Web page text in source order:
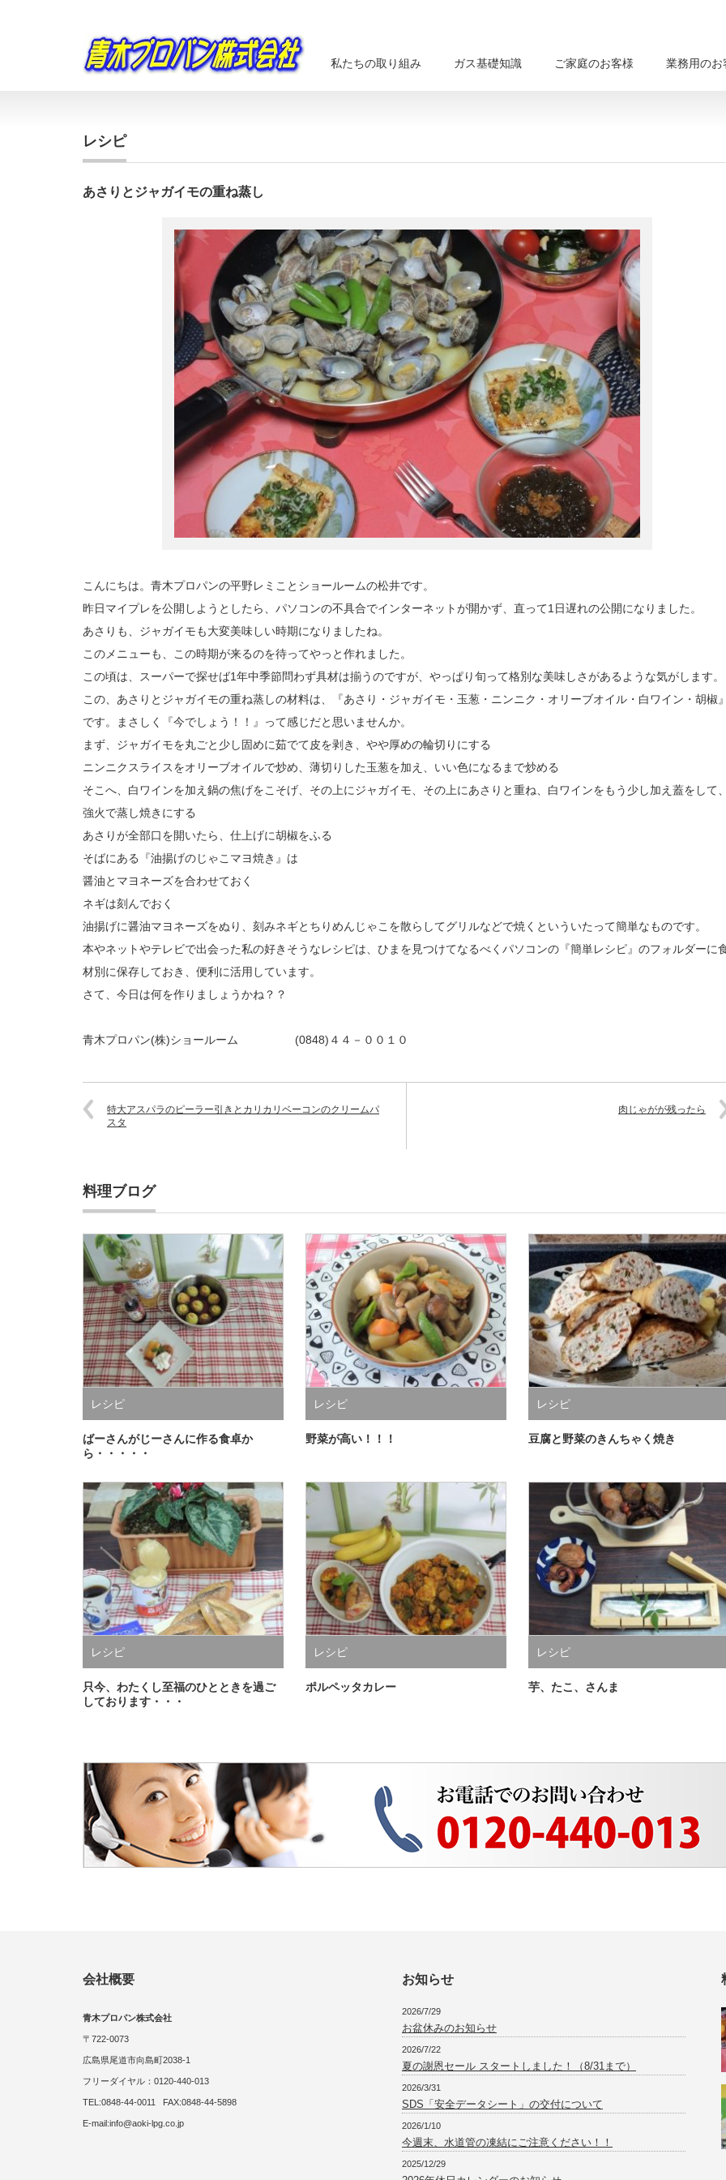
私たちの取り組み ガス基礎知識 ご家庭のお客様 業務用のお
レシピ
あさりとジャガイモの重ね蒸し
こんにちは。青木プロパンの平野レミことショールームの松井です。
昨日マイプレを公開しようとしたら、パソコンの不具合でインターネットが開かず、直って1日遅れの公開になりました。
あさりも、ジャガイモも大変美味しい時期になりましたね。
このメニューも、この時期が来るのを待ってやっと作れました。
この頃は、スーパーで探せば1年中季節問わず具材は揃うのですが、やっぱり旬って格別な美味しさがあるような気がします。
この、あさりとジャガイモの重ね蒸しの材料は、『あさり・ジャガイモ・玉葱・ニンニク・オリーブオイル・白ワイン・胡椒
です。まさしく『今でしょう！！』って感じだと思いませんか。
まず、ジャガイモを丸ごと少し固めに茹でて皮を剥き、やや厚めの輪切りにする
ニンニクスライスをオリーブオイルで炒め、薄切りした玉葱を加え、いい色になるまで炒める
そこへ、白ワインを加え鍋の焦げをこそげ、その上にジャガイモ、その上にあさりと重ね、白ワインをもう少し加え蓋をして
強火で蒸し焼きにする
あさりが全部口を開いたら、仕上げに胡椒をふる
そばにある『油揚げのじゃこマヨ焼き』は
醤油とマヨネーズを合わせておく
ネギは刻んでおく
油揚げに醤油マヨネーズをぬり、刻みネギとちりめんじゃこを散らしてグリルなどで焼くといういたって簡単なものです。
本やネットやテレビで出会った私の好きそうなレシピは、ひまを見つけてなるべくパソコンの『簡単レシピ』のフォルダーに
材別に保存しておき、便利に活用しています。
さて、今日は何を作りましょうかね？？
青木プロパン(株)ショールーム (0848)４４－００１０
特大アスパラのピーラー引きとカリカリベーコンのクリームパ
スタ
肉じゃがが残ったら
料理ブログ
レシピ
ばーさんがじーさんに作る食卓か
ら・・・・・
レシピ
野菜が高い！！！
レシピ
豆腐と野菜のきんちゃく焼き
レシピ
只今、わたくし至福のひとときを過ご
しております・・・
レシピ
ポルペッタカレー
レシピ
芋、たこ、さんま
会社概要
青木プロパン株式会社
〒722-0073
広島県尾道市向島町2038-1
フリーダイヤル：0120-440-013
TEL:0848-44-0011 FAX:0848-44-5898
E-mail:info@aoki-lpg.co.jp
お知らせ
2026/7/29
お盆休みのお知らせ
2026/7/22
夏の謝恩セール スタートしました！（8/31まで）
2026/3/31
SDS「安全データシート」の交付について
2026/1/10
今週末、水道管の凍結にご注意ください！！
2025/12/29